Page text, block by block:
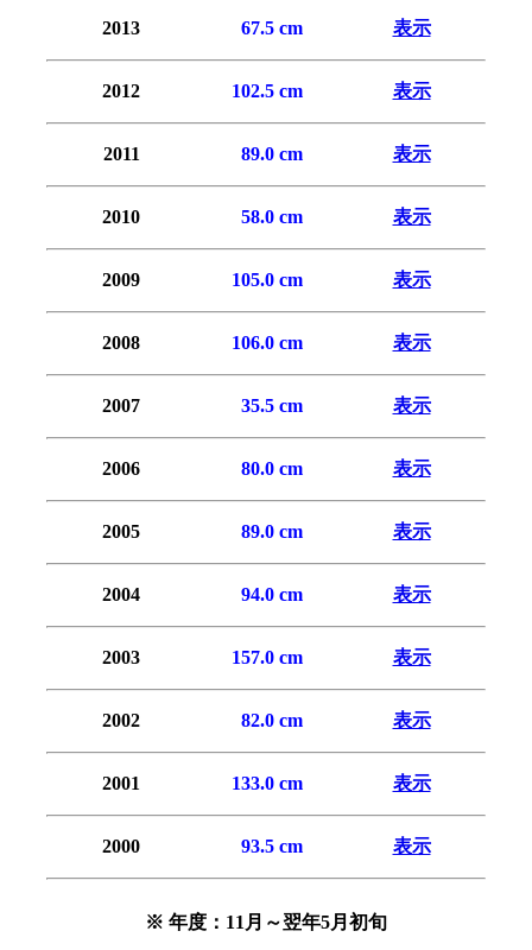
2013 67.5 cm 表示
2012 102.5 cm 表示
2011 89.0 cm 表示
2010 58.0 cm 表示
2009 105.0 cm 表示
2008 106.0 cm 表示
2007 35.5 cm 表示
2006 80.0 cm 表示
2005 89.0 cm 表示
2004 94.0 cm 表示
2003 157.0 cm 表示
2002 82.0 cm 表示
2001 133.0 cm 表示
2000 93.5 cm 表示
※ 年度：11月～翌年5月初旬